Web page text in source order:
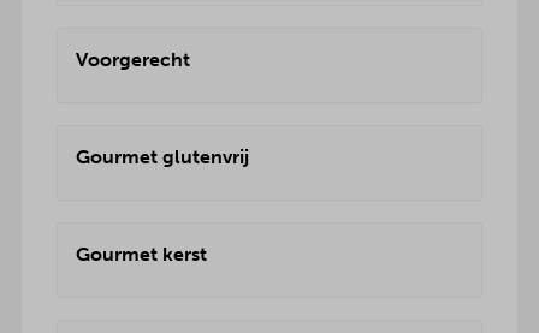
Voorgerecht
Gourmet glutenvrij
Gourmet kerst